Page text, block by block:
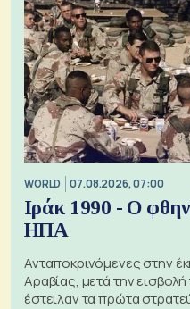
WORLD 07.08.2026, 07:00
Ιράκ 1990 - Ο
ΗΠΑ
Ανταποκρινόμενες στην
Αραβίας, μετά την
έστειλαν τα πρώτα